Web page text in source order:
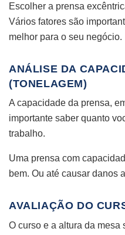
Escolher a prensa
Vários fatores são
melhor para o seu negócio.
ANÁLISE DA
(TONELAGEM)
A capacidade da prensa,
importante saber quanto
trabalho.
Uma prensa com
bem. Ou até causar danos
AVALIAÇÃO DO
O curso e a altura da mesa